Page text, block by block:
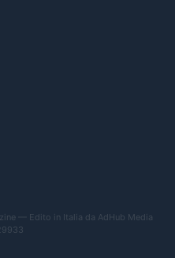
— Edito in Italia da AdHub Media